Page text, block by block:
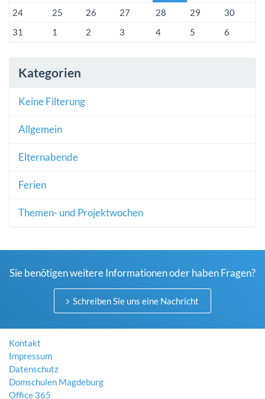
24
25 26 27 28 29
30
31
1 2 3 4 5 6
Kategorien
Keine Filterung
Allgemein
Elternabende
Ferien
Themen- und Projektwochen
Sie benötigen weitere Informationen oder haben Fragen?
Schreiben Sie uns eine Nachricht
Kontakt
Impressum
Datenschutz
Domschulen Magdeburg
Office 365